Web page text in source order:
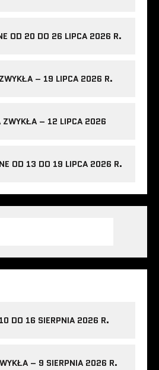
OD 20 DO 26 LIPCA 2026 R.
– 19 LIPCA 2026 R.
ZWYKŁA – 12 LIPCA 2026
OD 13 DO 19 LIPCA 2026 R.
DO 16 SIERPNIA 2026 R.
– 9 SIERPNIA 2026 R.